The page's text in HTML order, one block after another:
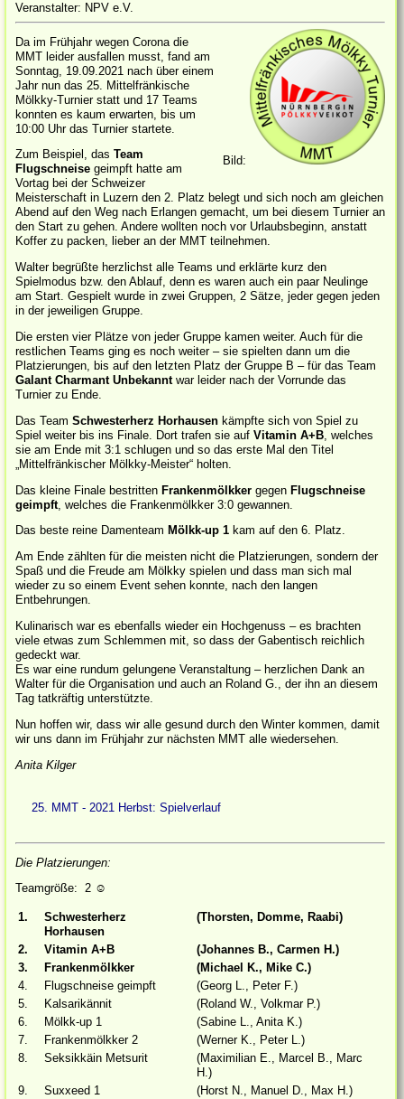
Veranstalter: NPV e.V.
Bild:
Da im Frühjahr wegen Corona die
MMT leider ausfallen musst, fand am
Sonntag, 19.09.2021 nach über einem
Jahr nun das 25. Mittelfränkische
Mölkky-Turnier statt und 17 Teams
konnten es kaum erwarten, bis um
10:00 Uhr das Turnier startete.
Zum Beispiel, dasTeam
Flugschneise geimpft hatte am
Vortag bei der Schweizer
Meisterschaft in Luzern den 2. Platz belegt und sich noch am gleichen
Abend auf den Weg nach Erlangen gemacht, um bei diesem Turnier an
den Start zu gehen. Andere wollten noch vor Urlaubsbeginn, anstatt
Koffer zu packen, lieber an der MMT teilnehmen.
Walter begrüßte herzlichst alle Teams und erklärte kurz den
Spielmodus bzw. den Ablauf, denn es waren auch ein paar Neulinge
am Start. Gespielt wurde in zwei Gruppen, 2 Sätze, jeder gegen jeden
in der jeweiligen Gruppe.
Die ersten vier Plätze von jeder Gruppe kamen weiter. Auch für die
restlichen Teams ging es noch weiter – sie spielten dann um die
Platzierungen, bis auf den letzten Platz der Gruppe B – für das Team
Galant Charmant Unbekanntwar leider nach der Vorrunde das
Turnier zu Ende.
Das TeamSchwesterherz Horhausen kämpfte sich von Spiel zu
Spiel weiter bis ins Finale. Dort trafen sie aufVitamin A+B , welches
sie am Ende mit 3:1 schlugen und so das erste Mal den Titel
„Mittelfränkischer Mölkky-Meister“ holten.
Das kleine Finale bestrittenFrankenmölkker gegenFlugschneise
geimpft, welches die Frankenmölkker 3:0 gewannen.
Das beste reine Damenteam Mölkk-up 1 kam auf den 6. Platz.
Am Ende zählten für die meisten nicht die Platzierungen, sondern der
Spaß und die Freude am Mölkky spielen und dass man sich mal
wieder zu so einem Event sehen konnte, nach den langen
Entbehrungen.
Kulinarisch war es ebenfalls wieder ein Hochgenuss – es brachten
viele etwas zum Schlemmen mit, so dass der Gabentisch reichlich
gedeckt war.
Es war eine rundum gelungene Veranstaltung – herzlichen Dank an
Walter für die Organisation und auch an Roland G., der ihn an diesem
Tag tatkräftig unterstützte.
Nun hoffen wir, dass wir alle gesund durch den Winter kommen, damit
wir uns dann im Frühjahr zur nächsten MMT alle wiedersehen.
Anita Kilger
25. MMT - 2021 Herbst: Spielverlauf
Die Platzierungen:
Teamgröße: 2 ☺
1.
Schwesterherz
Horhausen
(Thorsten, Domme, Raabi)
2. Vitamin A+B
(Johannes B., Carmen H.)
3.
Frankenmölkker
(Michael K., Mike C.)
4.
Flugschneise geimpft
(Georg L., Peter F.)
5.
Kalsarikännit
(Roland W., Volkmar P.)
6.
Mölkk-up 1
(Sabine L., Anita K.)
7.
Frankenmölkker 2
(Werner K., Peter L.)
8.
Seksikkäin Metsurit
(Maximilian E., Marcel B., Marc
H.)
9.
Suxxeed 1
(Horst N., Manuel D., Max H.)